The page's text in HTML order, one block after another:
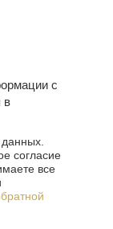
с
в
согласие
все